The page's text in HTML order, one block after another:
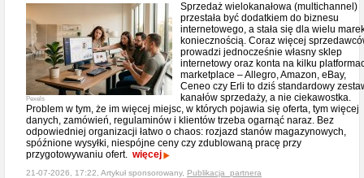
Pexels
Sprzedaż wielokanałowa (multichannel)
przestała być dodatkiem do biznesu
internetowego, a stała się dla wielu
koniecznością. Coraz więcej
prowadzi jednocześnie własny sklep
internetowy oraz konta na kilku
marketplace – Allegro, Amazon, eBay,
Ceneo czy Erli to dziś standardowy
kanałów sprzedaży, a nie ciekawostka.
Problem w tym, że im więcej miejsc, w których pojawia się oferta, tym więcej
danych, zamówień, regulaminów i klientów trzeba ogarnąć naraz. Bez
odpowiedniej organizacji łatwo o chaos: rozjazd stanów magazynowych,
spóźnione wysyłki, niespójne ceny czy zdublowaną pracę przy
przygotowywaniu ofert. więcej
21-07-2026, 17:22, Artykuł sponsorowany, Publikacja_partnera